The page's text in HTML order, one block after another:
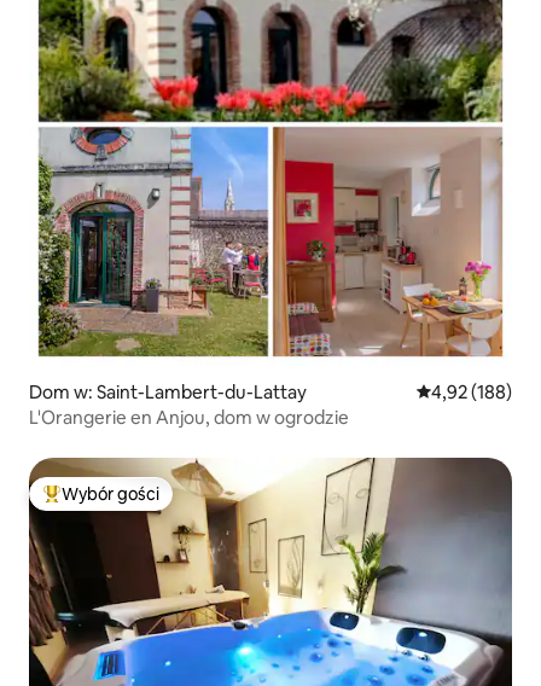
Dom w: Saint-Lambert-du-Lattay Średnia
4,92 (188)
L'Orangerie en Anjou, dom w ogrodzie
Najpopularniejsze z kategorii Wybór gości
Wybór gości